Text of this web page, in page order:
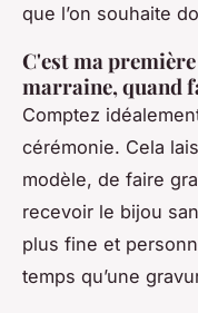
que l’on souhaite
C'est ma
marraine, quand
Comptez
cérémonie. Cela
modèle, de faire
recevoir le bijou
plus fine et
temps qu’une